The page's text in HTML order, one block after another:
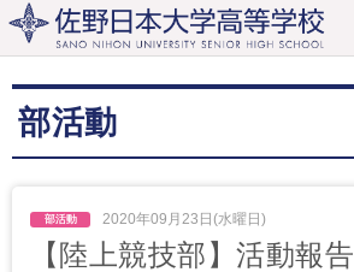
部活動
2020年09月23日(水曜日)
【陸上競技部】活動報告